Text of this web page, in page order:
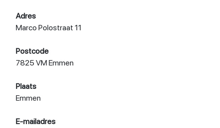
Adres
Marco Polostraat 11
Postcode
7825 VM Emmen
Plaats
Emmen
E-mailadres